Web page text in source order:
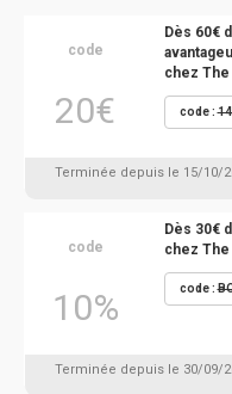
code
20€
Dès 60€
chez The
code :
Terminée depuis le 15/10/
code
10%
Dès 30€
chez The
code :
Terminée depuis le 30/09/